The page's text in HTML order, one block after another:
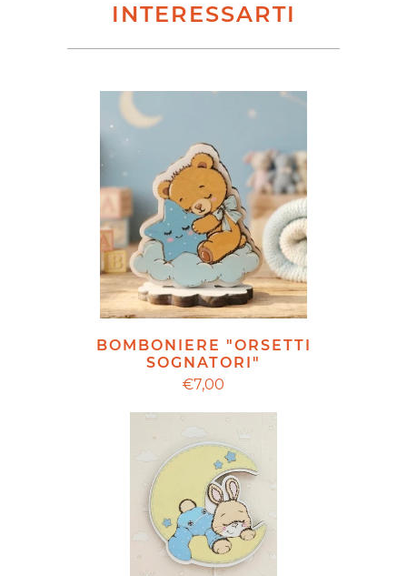
INTERESSARTI
BOMBONIERE "ORSETTI
SOGNATORI"
€7,00